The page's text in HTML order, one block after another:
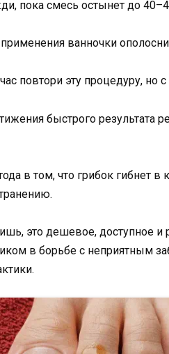
пока смесь остынет до
ванночки
повтори эту процедуру,
быстрого результата
в том, что грибок гибнет
это дешевое, доступное
в борьбе с неприятным